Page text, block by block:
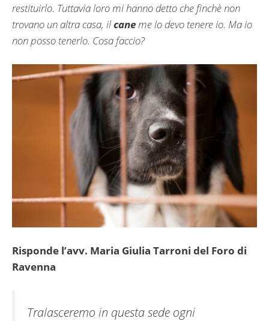
restituirlo. Tuttavia loro mi hanno detto che finchè non
trovano un altra casa, ilcaneme lo devo tenere io. Ma io
non posso tenerlo. Cosa faccio?
Risponde l’avv. Maria Giulia Tarroni del Foro di
Ravenna
Tralasceremo in questa sede ogni